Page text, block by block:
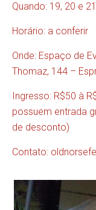
Quando: 19, 20 e
Horário: a conferir
Onde: Espaço de
Thomaz, 144 –
Ingresso: R$50 à
possuem entrada
de desconto)
Contato: